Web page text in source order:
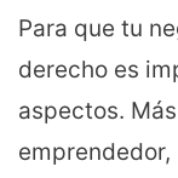
Para que tu
derecho es
aspectos.